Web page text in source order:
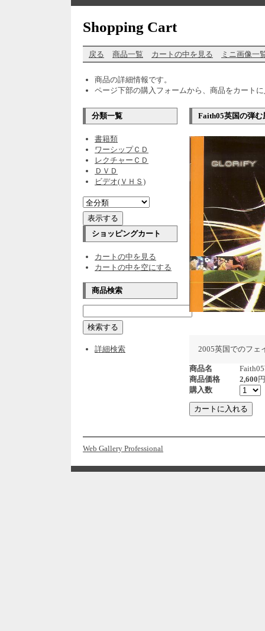
Shopping Cart
戻る 商品一覧 カートの中を見る ミニ画像一
商品の詳細情報です。
ページ下部の購入フォームから、商品をカート
分類一覧
書籍類
ワーシップＣＤ
レクチャーＣＤ
ＤＶＤ
ビデオ(ＶＨＳ)
ショッピングカート
カートの中を見る
カートの中を空にする
商品検索
詳細検索
Faith05英国の弾
2005英国でのフェ
商品名
商品価格
2,600円
購入数
Web Gallery Professional